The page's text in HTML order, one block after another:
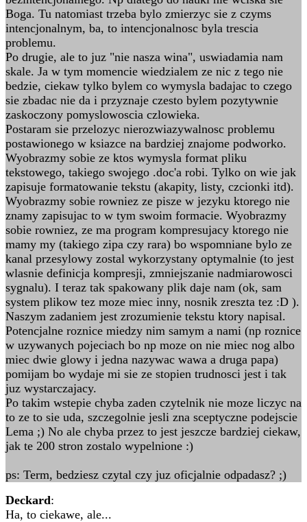
Boga. Tu natomiast trzeba bylo zmierzyc sie z czyms
intencjonalnym, ba, to intencjonalnosc byla trescia
problemu.
Po drugie, ale to juz "nie nasza wina", uswiadamia nam
skale. Ja w tym momencie wiedzialem ze nic z tego nie
bedzie, ciekaw tylko bylem co wymysla badajac to czego
sie zbadac nie da i przyznaje czesto bylem pozytywnie
zaskoczony pomyslowoscia czlowieka.
Postaram sie przelozyc nierozwiazywalnosc problemu
postawionego w ksiazce na bardziej znajome podworko.
Wyobrazmy sobie ze ktos wymysla format pliku
tekstowego, takiego swojego .doc'a robi. Tylko on wie jak
zapisuje formatowanie tekstu (akapity, listy, czcionki itd).
Wyobrazmy sobie rowniez ze pisze w jezyku ktorego nie
znamy zapisujac to w tym swoim formacie. Wyobrazmy
sobie rowniez, ze ma program kompresujacy ktorego nie
mamy my (takiego zipa czy rara) bo wspomniane bylo ze
kanal przesylowy zostal wykorzystany optymalnie (to jest
wlasnie definicja kompresji, zmniejszanie nadmiarowosci
sygnalu). I teraz tak spakowany plik daje nam (ok, sam
system plikow tez moze miec inny, nosnik zreszta tez :D ).
Naszym zadaniem jest zrozumienie tekstu ktory napisal.
Potencjalne roznice miedzy nim samym a nami (np roznice
w uzywanych pojeciach bo np moze on nie miec nog albo
miec dwie glowy i jedna nazywac wawa a druga papa)
pomijam bo wydaje mi sie ze stopien trudnosci jest i tak
juz wystarczajacy.
Po takim wstepie chyba zaden czytelnik nie moze liczyc na
to ze to sie uda, szczegolnie jesli zna sceptyczne podejscie
Lema ;) No ale chyba przez to jest jeszcze bardziej ciekaw,
jak te 200 stron zostalo wypelnione :)
ps: Term, bedziesz czytal czy juz oficjalnie odpadasz? ;)
Deckard:
Ha, to ciekawe, ale...